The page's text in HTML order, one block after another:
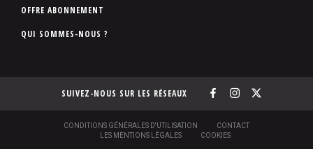
e
P
d
p
OFFRE ABONNEMENT
QUI SOMMES-NOUS ?
SUIVEZ-NOUS SUR LES RÉSEAUX
CONDITIONS GÉNÉRALES D'UTILISATION
CONTACT
LES MENTIONS LÉGALES
COOKIES